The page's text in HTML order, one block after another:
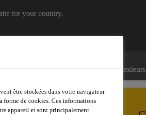
for your country.
Revendeurs
être stockées dans votre navigateur
forme de cookies. Ces informations
appareil et sont principalement